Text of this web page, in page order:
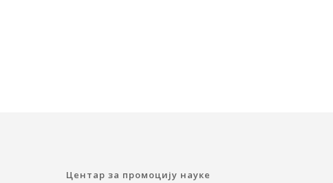
Центар за промоцију науке